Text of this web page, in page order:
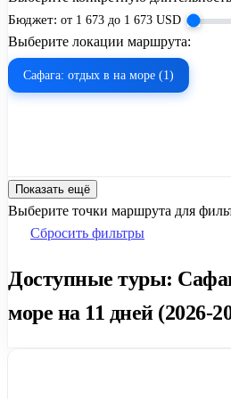
Бюджет: от 1 673 до 1 673 USD
Выберите локации маршрута:
Сафага: отдых в на море (1)
Показать ещё
Выберите точки маршрута для
Сбросить фильтры
Доступные туры:
море на 11 дней (2026-